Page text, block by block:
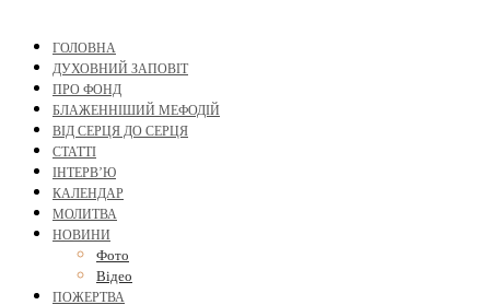
ГОЛОВНА
ДУХОВНИЙ ЗАПОВІТ
ПРО ФОНД
БЛАЖЕННІШИЙ МЕФОДІЙ
ВІД СЕРЦЯ ДО СЕРЦЯ
СТАТТІ
ІНТЕРВ’Ю
КАЛЕНДАР
МОЛИТВА
НОВИНИ
Фото
Відео
ПОЖЕРТВА